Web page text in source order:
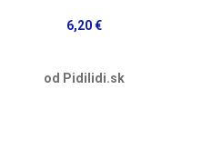
6,20 €
od Pidilidi.sk